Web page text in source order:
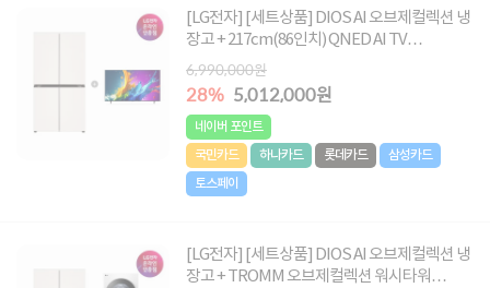
[LG전자] [세트상품] DIOS AI 오브제컬렉션 냉
장고 + 217cm(86인치) QNED AI TV
[T876MEE111+86QNED75AEA]
6,990,000원
28% 5,012,000원
네이버 포인트
국민카드
하나카드 롯데카드
삼성카드
토스페이
[LG전자] [세트상품] DIOS AI 오브제컬렉션 냉
장고 + TROMM 오브제컬렉션 워시타워